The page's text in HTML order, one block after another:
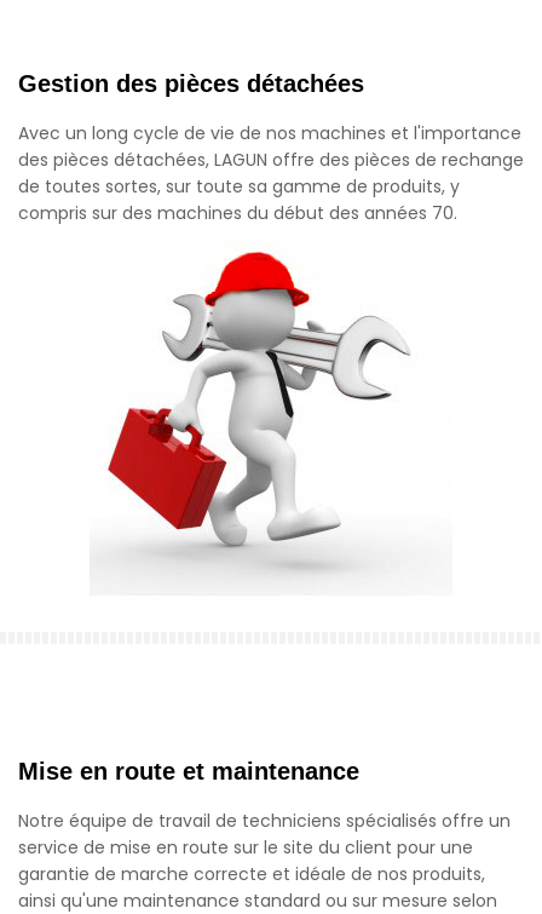
Gestion des pièces détachées
Avec un long cycle de vie de nos machines et l'importance
des pièces détachées, LAGUN offre des pièces de rechange
de toutes sortes, sur toute sa gamme de produits, y
compris sur des machines du début des années 70.
Mise en route et maintenance
Notre équipe de travail de techniciens spécialisés offre un
service de mise en route sur le site du client pour une
garantie de marche correcte et idéale de nos produits,
ainsi qu'une maintenance standard ou sur mesure selon